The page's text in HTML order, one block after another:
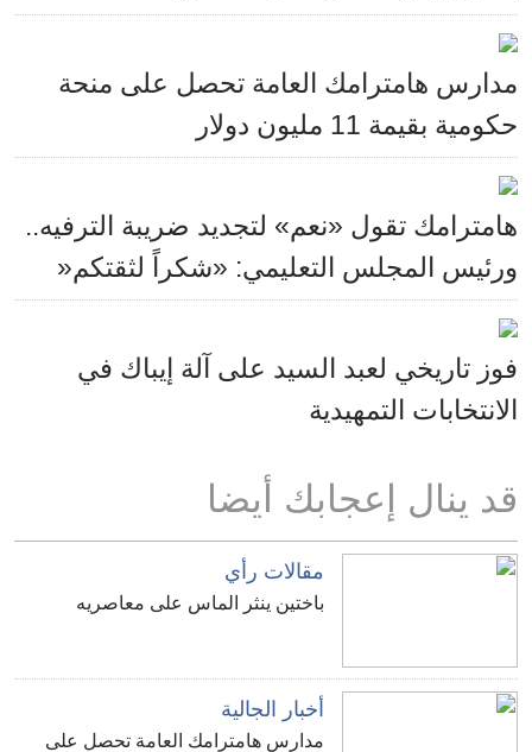
مدارس هامترامك العامة تحصل على منحة
حكومية بقيمة 11 مليون دولار
هامترامك تقول «نعم» لتجديد ضريبة الترفيه..
ورئيس المجلس التعليمي: «شكراً لثقتكم«
فوز تاريخي لعبد السيد على آلة إيباك في
الانتخابات التمهيدية
قد ينال إعجابك أيضا
مقالات رأي
باختين ينثر الماس على معاصريه
أخبار الجالية
مدارس هامترامك العامة تحصل على